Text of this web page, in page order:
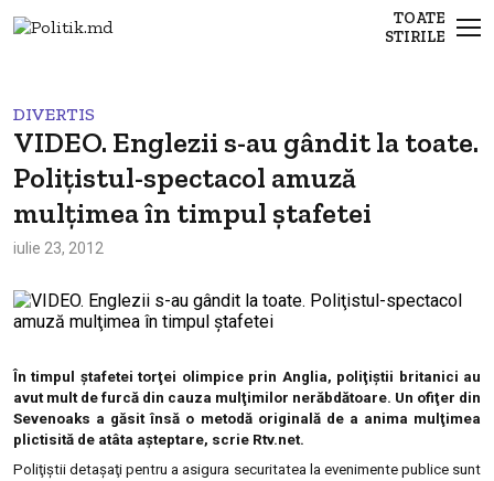
TOATE
STIRILE
DIVERTIS
VIDEO. Englezii s-au gândit la toate.
Poliţistul-spectacol amuză
mulţimea în timpul ştafetei
iulie 23, 2012
În timpul ştafetei torţei olimpice prin Anglia, poliţiştii britanici au
avut mult de furcă din cauza mulţimilor nerăbdătoare. Un ofiţer din
Sevenoaks a găsit însă o metodă originală de a anima mulţimea
plictisită de atâta aşteptare, scrie Rtv.net.
Poliţiştii detaşaţi pentru a asigura securitatea la evenimente publice sunt